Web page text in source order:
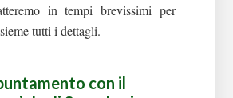
in tempi brevissimi per
tutti i dettagli.
con il